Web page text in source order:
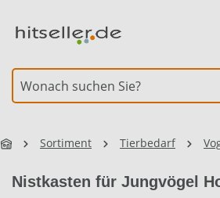
Sortiment Tierbedarf
Nistkasten für Jungvögel